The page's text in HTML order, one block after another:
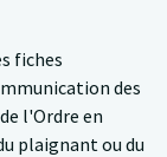
fiches
des
l'Ordre en
plaignant ou du